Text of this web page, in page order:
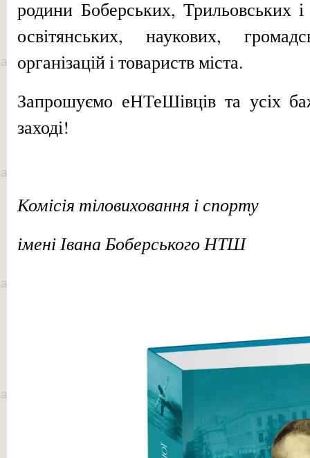
родини Боберських, Трильовських
освітянських, наукових,
організацій і товариств міста.
Запрошуємо еНТеШівців та усіх
заході!
Комісія тіловиховання і спорту
імені Івана Боберського НТШ